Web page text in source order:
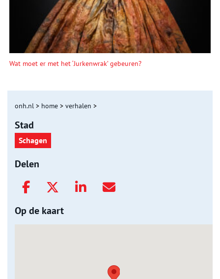
Wat moet er met het ‘Jurkenwrak’ gebeuren?
onh.nl > home > verhalen >
Stad
Schagen
Delen
Op de kaart